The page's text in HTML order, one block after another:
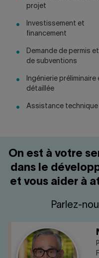
projet
Investissement et
financement
Demande de permis et
de subventions
Ingénierie préliminaire
détaillée
Assistance technique
On est à votre
dans le
et vous aider à
Parlez-